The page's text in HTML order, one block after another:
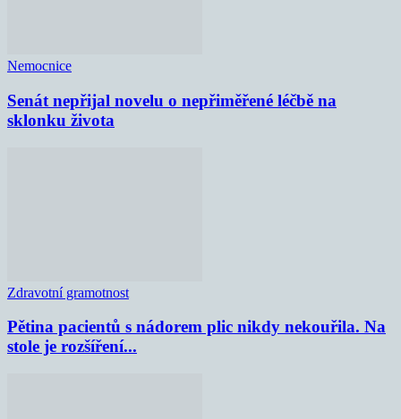
Nemocnice
Senát nepřijal novelu o nepřiměřené léčbě na
sklonku života
Zdravotní gramotnost
Pětina pacientů s nádorem plic nikdy nekouřila. Na
stole je rozšíření...